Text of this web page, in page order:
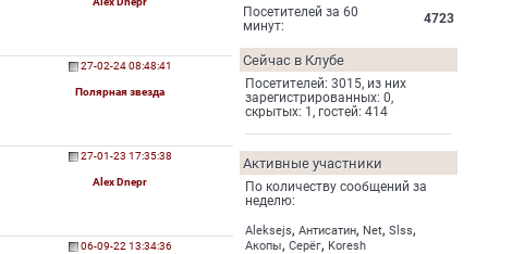
27-02-24 08:48:41
Полярная звезда
27-01-23 17:35:38
Alex Dnepr
06-09-22 13:34:36
Посетителей за 60
минут:
4723
Сейчас в Клубе
Посетителей: 3015, из них
зарегистрированных: 0,
скрытых: 1, гостей: 414
Активные участники
По количеству сообщений за
неделю:
Aleksejs, Антисатин, Net, Slss,
Акопы, Серёг, Koresh